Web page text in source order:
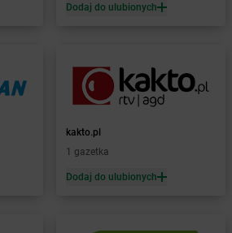
Dodaj do ulubionych
kakto.pl
1 gazetka
Dodaj do ulubionych